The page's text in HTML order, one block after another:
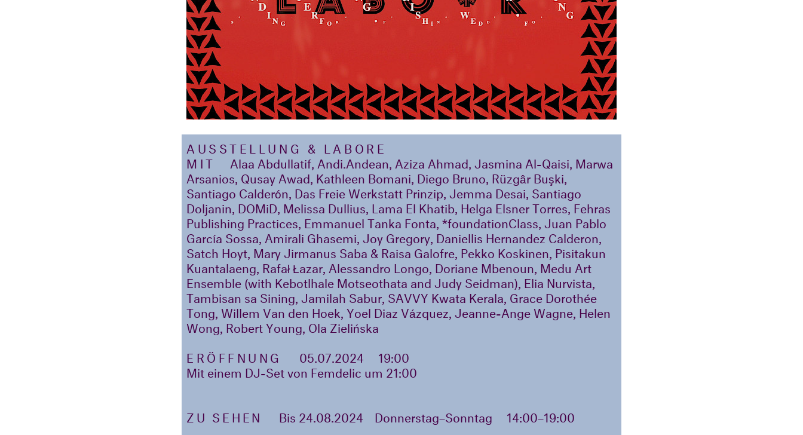
AUSSTELLUNG & LABORE
MIT
Alaa Abdullatif, Andi.Andean, Aziza Ahmad, Jasmina Al-Qaisi, Marwa
Arsanios, Qusay Awad, Kathleen Bomani, Diego Bruno, Rüzgâr Buşki,
Santiago Calderón, Das Freie Werkstatt Prinzip, Jemma Desai, Santiago
Doljanin, DOMiD, Melissa Dullius, Lama El Khatib, Helga Elsner Torres, Fehras
Publishing Practices, Emmanuel Tanka Fonta, *foundationClass, Juan Pablo
García Sossa, Amirali Ghasemi, Joy Gregory, Daniellis Hernandez Calderon,
Satch Hoyt, Mary Jirmanus Saba & Raisa Galofre, Pekko Koskinen, Pisitakun
Kuantalaeng, Rafał Łazar, Alessandro Longo, Doriane Mbenoun, Medu Art
Ensemble (with Kebotlhale Motseothata and Judy Seidman), Elia Nurvista,
Tambisan sa Sining, Jamilah Sabur, SAVVY Kwata Kerala, Grace Dorothée
Tong, Willem Van den Hoek, Yoel Diaz Vázquez, Jeanne-Ange Wagne, Helen
Wong, Robert Young, Ola Zielińska
ERÖFFNUNG
05.07.2024
19:00
Mit einem DJ-Set von Femdelic um 21:00
ZU SEHEN Bis 24.08.2024 Donnerstag–Sonntag
14:00–19:00